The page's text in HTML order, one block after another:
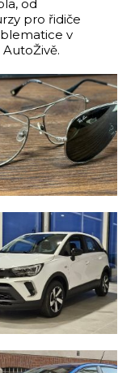
od
pro řidiče
v